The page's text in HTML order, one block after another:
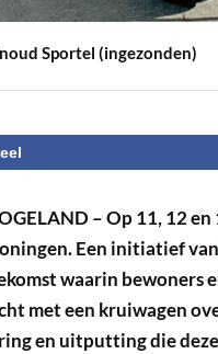
Sportel (ingezonden)
– Op 11, 12
Een initiatief van
waarin bewoners
met een kruiwagen
en uitputting die